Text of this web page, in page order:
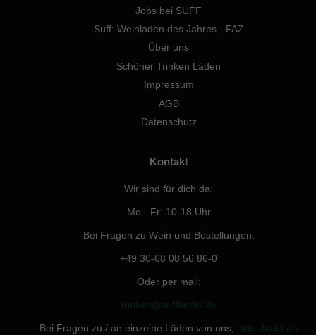
Jobs bei SUFF
Suff: Weinladen des Jahres - FAZ
Über uns
Schöner Trinken Läden
Impressum
AGB
Datenschutz
Kontakt
Wir sind für dich da:
Mo - Fr: 10-18 Uhr
Bei Fragen zu Wein und Bestellungen:
+49 30-68 08 56 86-0
Oder per mail:
trinken@suffberlin.de
Bei Fragen zu / an einzelne Läden von uns, bitte direkt an